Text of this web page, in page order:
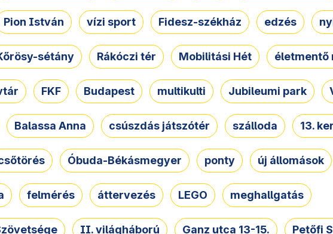
Pion István vízi sport Fidesz-székház edzés
sétány Rákóczi tér Mobilitási Hét életmentő
FKF Budapest multikulti Jubileumi park
Balassa Anna csúszdás játszótér szálloda 13.
Óbuda-Békásmegyer ponty új állomások
felmérés áttervezés LEGO meghallgatás
II. világháború Ganz utca 13-15. Petőfi